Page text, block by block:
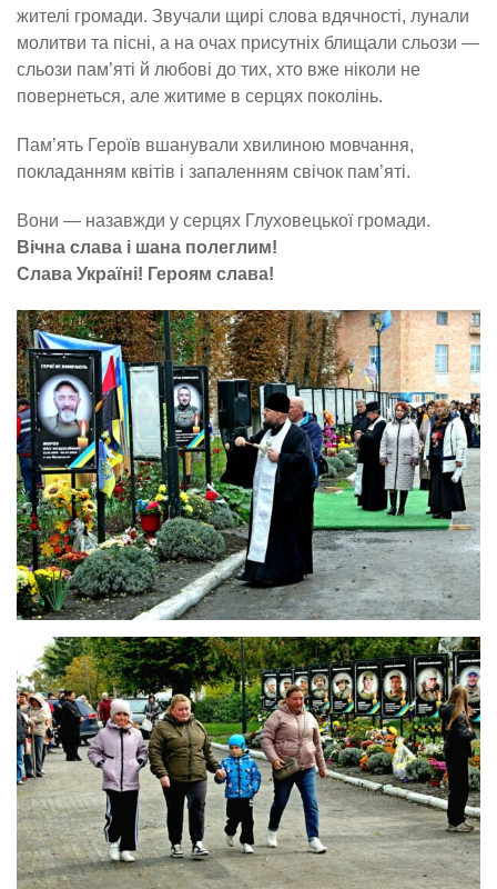
жителі громади. Звучали щирі слова вдячності, лунали
молитви та пісні, а на очах присутніх блищали сльози —
сльози пам’яті й любові до тих, хто вже ніколи не
повернеться, але житиме в серцях поколінь.
Пам’ять Героїв вшанували хвилиною мовчання,
покладанням квітів і запаленням свічок пам’яті.
Вони — назавжди у серцях Глуховецької громади.
Вічна слава і шана полеглим!
Слава Україні! Героям слава!